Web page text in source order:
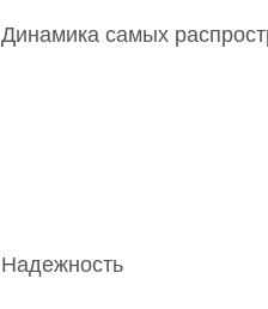
Динамика самых
Надежность